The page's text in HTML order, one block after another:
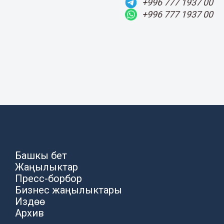
+996 777 1937 00
+996 777 1937 00
Башкы бет
Жаңылыктар
Пресс-борбор
Бизнес жаңылыктары
Издөө
Архив